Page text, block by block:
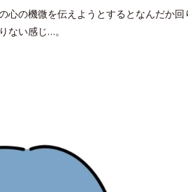
の機微を伝えようとするとなんだか
ない感じ…。